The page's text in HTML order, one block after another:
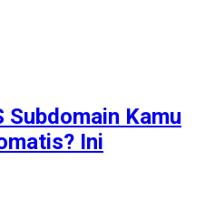
Subdomain Kamu
Ini